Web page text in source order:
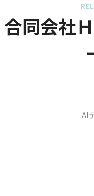
合同会社
AI